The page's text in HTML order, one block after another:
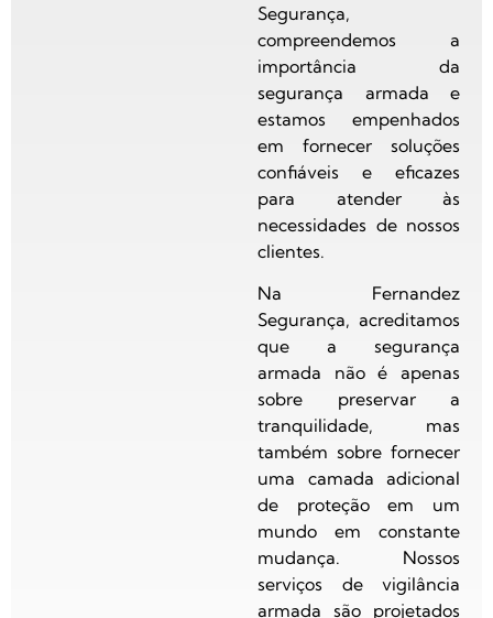
Segurança,
compreendemos a
importância da
segurança armada e
estamos empenhados
em fornecer soluções
confiáveis e eficazes
para atender às
necessidades de nossos
clientes.
Na Fernandez
Segurança, acreditamos
que a segurança
armada não é apenas
sobre preservar a
tranquilidade, mas
também sobre fornecer
uma camada adicional
de proteção em um
mundo em constante
mudança. Nossos
serviços de vigilância
armada são projetados